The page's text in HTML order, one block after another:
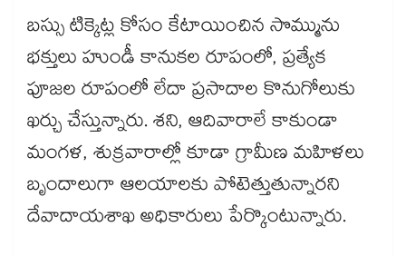
బస్సు టిక్కెట్ల కోసం కేటాయించిన సొమ్మును
భక్తులు హుండీ కానుకల రూపంలో, ప్రత్యేక
పూజల రూపంలో లేదా ప్రసాదాల కొనుగోలుకు
ఖర్చు చేస్తున్నారు. శని, ఆదివారాలే కాకుండా
మంగళ, శుక్రవారాల్లో కూడా గ్రామీణ మహిళలు
బృందాలుగా ఆలయాలకు పోటెత్తుతున్నారని
దేవాదాయశాఖ అధికారులు పేర్కొంటున్నారు.